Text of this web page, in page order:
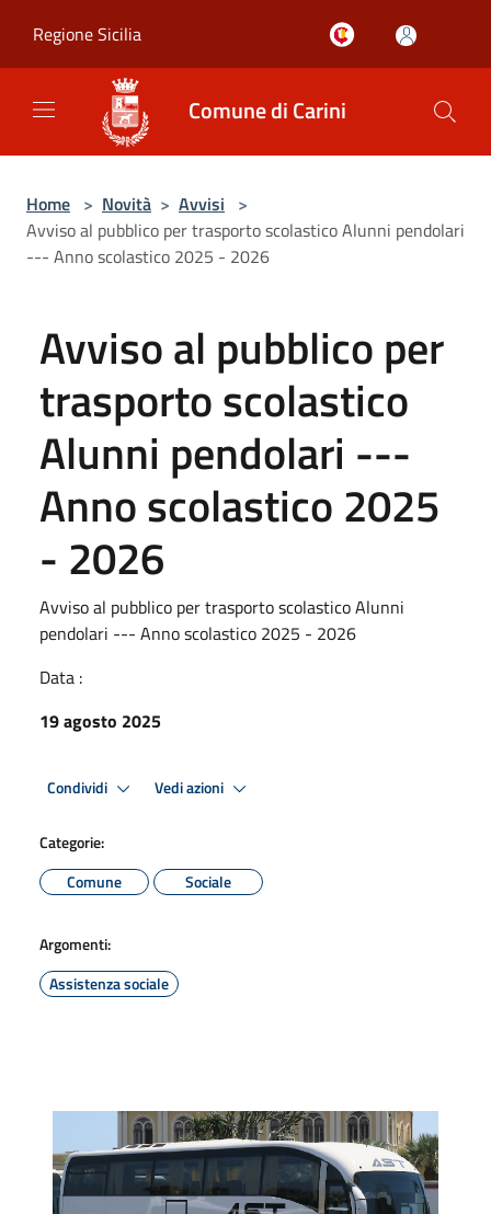
Regione Sicilia
Comune di Carini
Home > Novità > Avvisi >
Avviso al pubblico per trasporto scolastico Alunni pendolari
--- Anno scolastico 2025 - 2026
Avviso al pubblico per
trasporto scolastico
Alunni pendolari ---
Anno scolastico 2025
- 2026
Avviso al pubblico per trasporto scolastico Alunni
pendolari --- Anno scolastico 2025 - 2026
Data :
19 agosto 2025
Condividi Vedi azioni
Categorie:
Comune
Sociale
Argomenti:
Assistenza sociale